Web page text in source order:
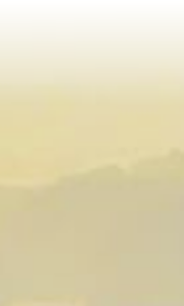
très heureux de vous